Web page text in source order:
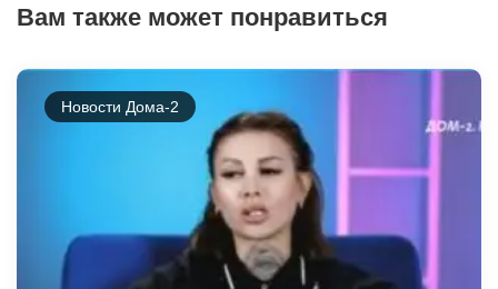
Вам также может понравиться
Новости Дома-2